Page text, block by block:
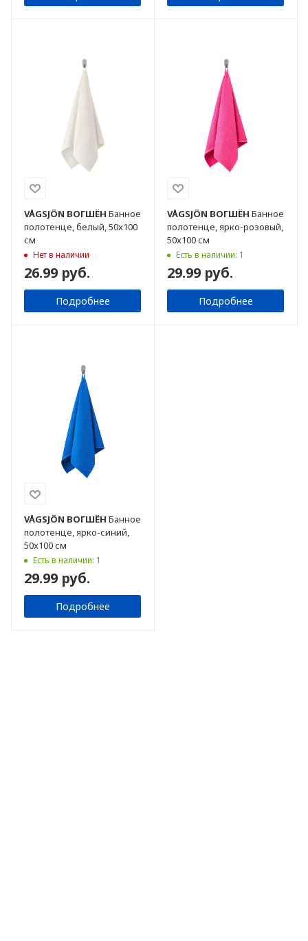
VÅGSJÖN ВОГШЁН Банное
полотенце, белый, 50x100
см
Нет в наличии
26.99 руб.
Подробнее
VÅGSJÖN ВОГШЁН Банное
полотенце, ярко-розовый,
50x100 см
Есть в наличии: 1
29.99 руб.
Подробнее
VÅGSJÖN ВОГШЁН Банное
полотенце, ярко-синий,
50x100 см
Есть в наличии: 1
29.99 руб.
Подробнее